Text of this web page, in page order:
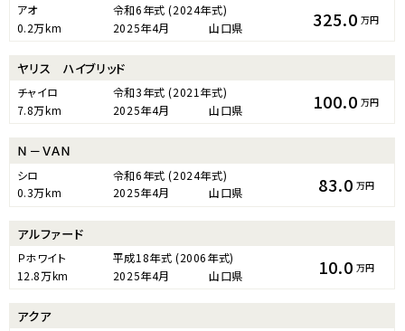
アオ 令和6年式 (2024年式)
0.2万km
2025年4月 山口県 325.0 万円
ヤリス ハイブリッド
チャイロ 令和3年式 (2021年式)
7.8万km
2025年4月 山口県 100.0 万円
Ｎ－ＶＡＮ
シロ 令和6年式 (2024年式)
0.3万km
2025年4月 山口県 83.0 万円
アルファード
Ｐホワイト 平成18年式 (2006年式)
12.8万km
2025年4月 山口県 10.0 万円
アクア